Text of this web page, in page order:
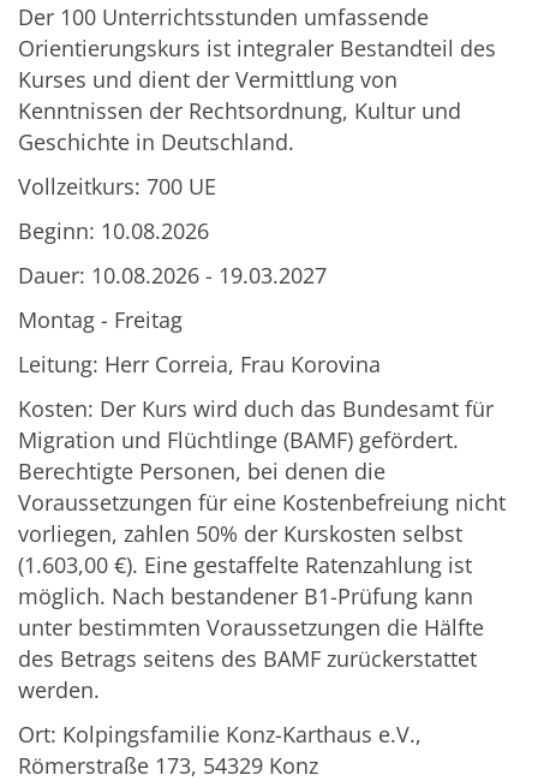
Der 100 Unterrichtsstunden umfassende
Orientierungskurs ist integraler Bestandteil des
Kurses und dient der Vermittlung von
Kenntnissen der Rechtsordnung, Kultur und
Geschichte in Deutschland.
Vollzeitkurs: 700 UE
Beginn: 10.08.2026
Dauer: 10.08.2026 - 19.03.2027
Montag - Freitag
Leitung: Herr Correia, Frau Korovina
Kosten: Der Kurs wird duch das Bundesamt für
Migration und Flüchtlinge (BAMF) gefördert.
Berechtigte Personen, bei denen die
Voraussetzungen für eine Kostenbefreiung nicht
vorliegen, zahlen 50% der Kurskosten selbst
(1.603,00 €). Eine gestaffelte Ratenzahlung ist
möglich. Nach bestandener B1-Prüfung kann
unter bestimmten Voraussetzungen die Hälfte
des Betrags seitens des BAMF zurückerstattet
werden.
Ort: Kolpingsfamilie Konz-Karthaus e.V.,
Römerstraße 173, 54329 Konz